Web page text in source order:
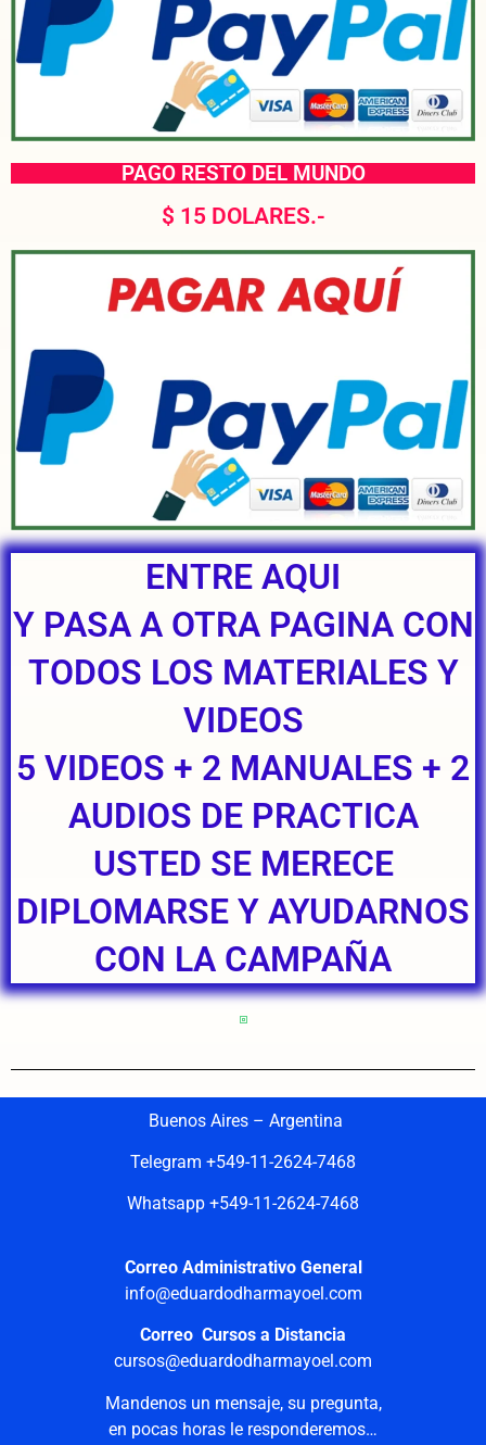
PAGO RESTO DEL MUNDO
$ 15 DOLARES.-
ENTRE AQUI
Y PASA A OTRA PAGINA CON
TODOS LOS MATERIALES Y
VIDEOS
5 VIDEOS + 2 MANUALES + 2
AUDIOS DE PRACTICA
USTED SE MERECE
DIPLOMARSE Y AYUDARNOS
CON LA CAMPAÑA
Buenos Aires – Argentina
Telegram +549-11-2624-7468
Whatsapp +549-11-2624-7468
Correo Administrativo General
info@eduardodharmayoel.com
Correo Cursos a Distancia
cursos@eduardodharmayoel.com
Mandenos un mensaje, su pregunta,
en pocas horas le responderemos…